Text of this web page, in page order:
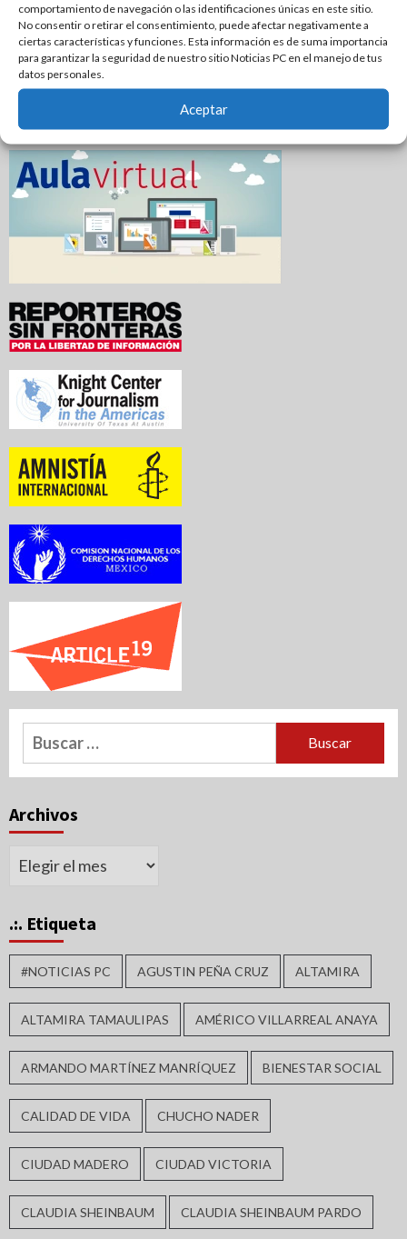
comportamiento de navegación o las identificaciones únicas en este sitio.
No consentir o retirar el consentimiento, puede afectar negativamente a
ciertas características y funciones. Esta información es de suma importancia
para garantizar la seguridad de nuestro sitio Noticias PC en el manejo de tus
datos personales.
Aceptar
Tamaulipas sigue impulsando una agenda de
infraestructura con sentido humanista
Ciclista termina lesionado tras impactarse contra la puerta
Buscar:
Archivos
Archivos
.:. Etiqueta
#NOTICIAS PC AGUSTIN PEÑA CRUZ ALTAMIRA
ALTAMIRA TAMAULIPAS AMÉRICO VILLARREAL ANAYA
ARMANDO MARTÍNEZ MANRÍQUEZ BIENESTAR SOCIAL
CALIDAD DE VIDA CHUCHO NADER
CIUDAD MADERO CIUDAD VICTORIA
CLAUDIA SHEINBAUM CLAUDIA SHEINBAUM PARDO